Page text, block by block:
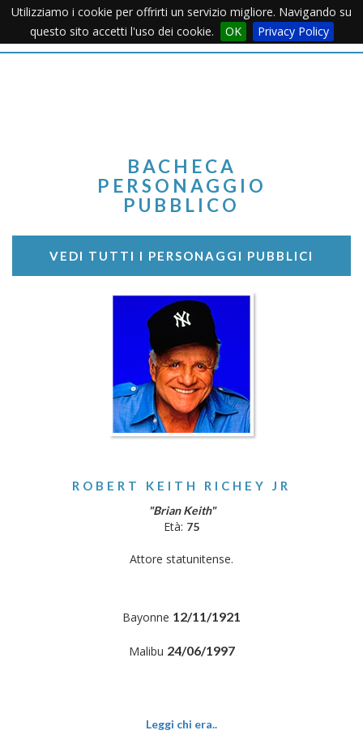
Utilizziamo i cookie per offrirti un servizio migliore. Navigando su
questo sito accetti l'uso dei cookie.
OK Privacy PolicyMenu
BACHECA
PERSONAGGIO
PUBBLICO
VEDI TUTTI I PERSONAGGI PUBBLICI
ROBERT KEITH RICHEY JR
"Brian Keith"
Età: 75
Attore statunitense.
Bayonne 12/11/1921
Malibu 24/06/1997
Leggi chi era..